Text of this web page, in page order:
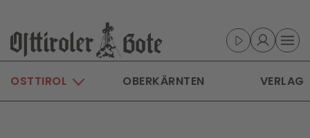
Skip to main content
OSTTIROL OBERKÄRNTEN VERLAG